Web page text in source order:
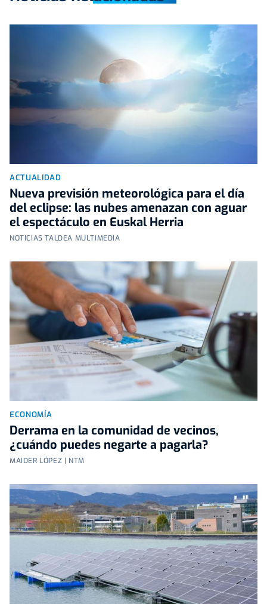
ACTUALIDAD
Nueva previsión meteorológica para el día
del eclipse: las nubes amenazan con aguar
el espectáculo en Euskal Herria
NOTICIAS TALDEA MULTIMEDIA
ECONOMÍA
Derrama en la comunidad de vecinos,
¿cuándo puedes negarte a pagarla?
MAIDER LÓPEZ | NTM